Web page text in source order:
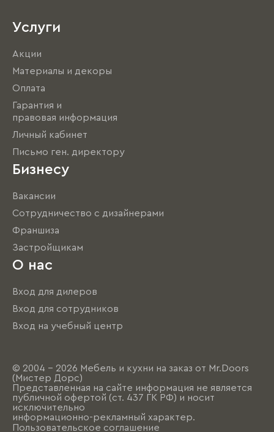
Услуги
Акции
Материалы и декоры
Оплата
Гарантия и
правовая информация
Личный кабинет
Письмо ген. директору
Бизнесу
Вакансии
Сотрудничество с дизайнерами
Франшиза
Застройщикам
О нас
Вход для дилеров
Вход для сотрудников
Вход на учебный центр
© 2004 - 2026 Мебель и кухни на заказ от Mr.Doors
(Мистер Дорс)
Представленная на сайте информация не является
публичной офертой (ст. 437 ГК РФ) и носит
исключительно
информационно-рекламный характер.
Пользовательское соглашение